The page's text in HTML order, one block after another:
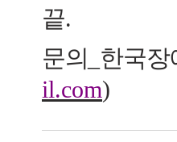
끝.
문의 한국장
il.com)